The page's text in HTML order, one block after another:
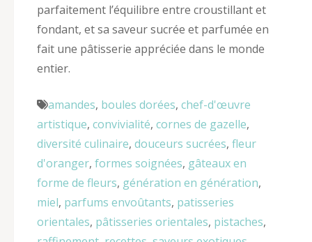
parfaitement l’équilibre entre croustillant et
fondant, et sa saveur sucrée et parfumée en
fait une pâtisserie appréciée dans le monde
entier.
amandes, boules dorées, chef-d'œuvre
artistique, convivialité, cornes de gazelle,
diversité culinaire, douceurs sucrées, fleur
d'oranger, formes soignées, gâteaux en
forme de fleurs, génération en génération,
miel, parfums envoûtants, patisseries
orientales, pâtisseries orientales, pistaches,